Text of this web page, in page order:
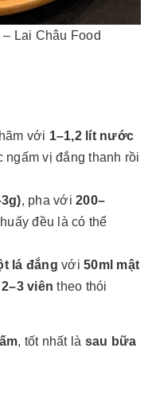
Lai Châu Food
với 1–1,2 lít nước
ngấm vị đắng thanh rồi
, pha với 200–
đều là có thể
lá đắng với 50ml mật
2–3 viên theo thói
, tốt nhất là sau bữa